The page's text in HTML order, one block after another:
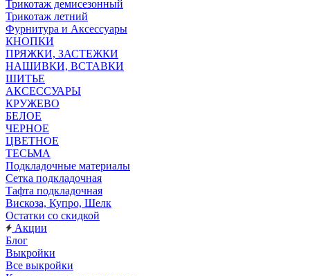
Трикотаж демисезонный
Трикотаж летний
Фурнитура и Аксессуары
КНОПКИ
ПРЯЖКИ, ЗАСТЕЖКИ
НАШИВКИ, ВСТАВКИ
ШИТЬЕ
АКСЕССУАРЫ
КРУЖЕВО
БЕЛОЕ
ЧЕРНОЕ
ЦВЕТНОЕ
ТЕСЬМА
Подкладочные материалы
Сетка подкладочная
Тафта подкладочная
Вискоза, Купро, Шелк
Остатки со скидкой
Акции
Блог
Выкройки
Все выкройки